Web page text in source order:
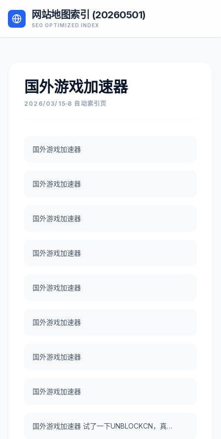
网站地图索引 (20260501)
SEO OPTIMIZED INDEX
国外游戏加速器
2026/03/15 8 自动索引页
国外游戏加速器
国外游戏加速器
国外游戏加速器
国外游戏加速器
国外游戏加速器
国外游戏加速器
国外游戏加速器
国外游戏加速器
国外游戏加速器 试了一下UNBLOCKCN，真好用。